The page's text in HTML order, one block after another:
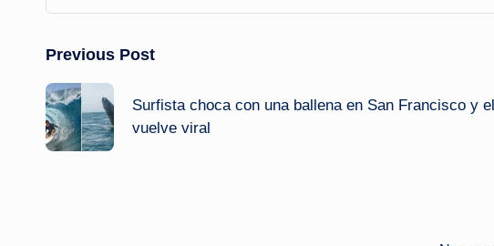
Post
navigation
Previous Post
Surfista choca con una ballena en San Francisco y
vuelve viral